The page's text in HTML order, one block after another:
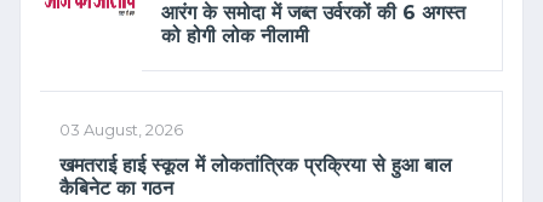
आरंग के समोदा में जब्त उर्वरकों की 6 अगस्त
को होगी लोक नीलामी
03 August, 2026
खमतराई हाई स्कूल में लोकतांत्रिक प्रक्रिया से हुआ बाल
कैबिनेट का गठन